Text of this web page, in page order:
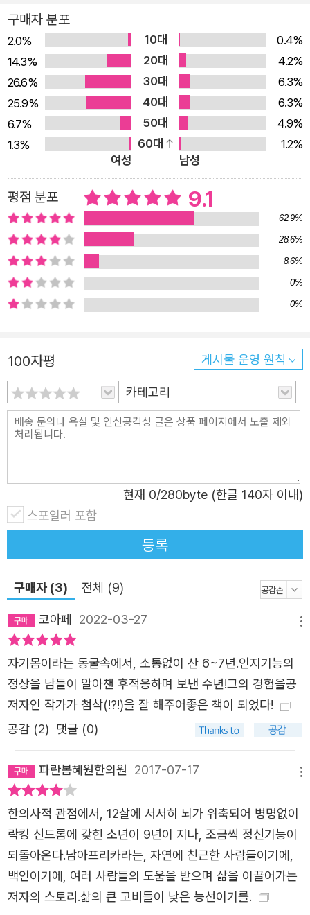
이 너무 아파 조퇴를 하고 집에 돌아왔다. 하지만 그 이후, 다시는
학교로 돌아가지 못했다. 뇌 스캔, EEG, MRI 촬영, 혈액검사 등
을 했고, 결핵과 뇌막염 치료도 받았으나 아무런 효과가 없었다.
그렇게 서서히 죽어가던 4년 후 어느 날, 마틴은 기적처럼 의식을
되찾는다. 마치 빛이 새어 들어오듯 어렴풋이. 하지만 눈짓조차
할 수 없었기에 그가 옆 사람의 웃음소리를 들을 수 있고, 감정을
느낀다는 걸 표현할 길이 없었다. 다른 자식들도, 일자리도 내팽
개친 채 간호를 해온 부모님조차 알아채지 못했다. 마틴은 마치
유령 소년처럼 살아도 사는 게 아닌 삶을 이어간다. 나를 만났던
대부분의 사람들에게 나는 그저 일거리였다. 요양사들에게는 수
년간 같은 곳에 머물러서 관심이 가지 않는 익숙한 붙박이 가구였
다. 부모님이 집을 떠나 있어야 할 때 나를 보냈던 돌봄시설의 복
지사들에게는 스쳐 지나가는 환자였다. 나를 진료한 의사들에게
는 ‘할 수 있는 일이 별로 없는’ 대상이었다. 어느 의사가 동료에
게 엑스레이 촬영대에 누워 있는 내 모습이 마치 불가사리 같다고
력까지 당하며 살아남은 불행을 감당해내지만 마틴이 가장 견디
기 힘든 것은 부모님의 절망을 목격할 때였다. 자기 때문에 엄마,
아빠가 다투고 온 가족이 불행해졌다고 느낄 때면 차라리 죽는 게
나을 것 같았다. 하지만 마냥 괴로운 일만 있었던 것은 아니다. 비
틀린 손발을 가진 마틴을 향해 미소 짓는 낯선 사람의 따스한 눈
남동생 데이비드, 그리고 수많은 고비를 넘는 동안 언제나 울타리
처럼 곁을 지켜주는 엄마와 아빠. 이렇듯 그에게는 버터야 할 이
유가 있었다. 그렇게 절망과 희망을 오가며 끝나지 않을 것처럼
긴 시간을 보냈다. 그리고 스물다섯이 되던 해에 또 다시 기적 같
아빠는 파도 소리에 맞서 큰 소리로 외쳤다. “지난 시간을 어떻게
보냈는데 내가 여기서 너한테 무슨 일이 일어나게 둘 것 같아? 아
빠 여기 있다, 마틴. 내가 널 붙잡고 있어. 아무 일도 생기게 하지
빠의 팔과 나를 굳건히 지탱하고 있는 아빠의 힘이 느껴진 순간,
나는 아빠의 사랑이 바다로부터 나를 지켜줄 뿐만 아니라 바다 위
로 넘칠 만큼 강하다는 사실을 절실히 깨달았다. _p.159 이 책에
서 우리는 미처 몰랐던, 혹은 외면하고 싶었던 인간의 어두운 면
을 다시금 목도한다. 또한 그럼에도 불구하고 존재할 수밖에 없는
희망과 사랑, 인간의 귀한 마음들을 확인하게 된다. 마틴은 사람
들이 행동으로 보내는 신호만 잘 보면 속상하거나 외로운 그들의
속마음을 금방 알 수 있다고 말한다. 하지만 자기 한 몸 건사하기
에도 힘든 각박한 삶을 사는 우리는 그런 찰나의 외침을 볼 여유
도, 의지도 없다. 오히려 마틴의 눈에는 우리 마음이 식물인간 상
태처럼 보이지 않았을까. “무한한 시간 속에서 맘껏 길을 잃어본
영혼은 다시 주어진 현재가 얼마나 소중한지 실감할 수밖에 없
구매자 분포
2.0% 10대
0.4%
14.3%
20대
4.2%
26.6%
30대
6.3%
25.9%
40대
6.3%
6.7%
50대
4.9%
1.3%
60대 1.2%
여성 남성
평점 분포 9.1
62.9%
28.6%
8.6%
0%
0%
100자평 게시물 운영 원칙
카테고리
현재 0/280byte (한글 140자 이내)
스포일러 포함
등록
구매자 (3) 전체 (9)
코아페 2022-03-27
자기몸이라는 동굴속에서, 소통없이 산 6~7년.인지기능의
정상을 남들이 알아챈 후적응하며 보낸 수년!그의 경험을공
저자인 작가가 첨삭(!?!)을 잘 해주어좋은 책이 되었다!
공감 (2) 댓글 (0)
파란봄혜원한의원 2017-07-17
한의사적 관점에서, 12살에 서서히 뇌가 위축되어 병명없이
락킹 신드롬에 갖힌 소년이 9년이 지나, 조금씩 정신기능이
되돌아온다.남아프리카라는, 자연에 친근한 사람들이기에,
백인이기에, 여러 사람들의 도움을 받으며 삶을 이끌어가는
저자의 스토리.삶의 큰 고비들이 낮은 능선이기를.